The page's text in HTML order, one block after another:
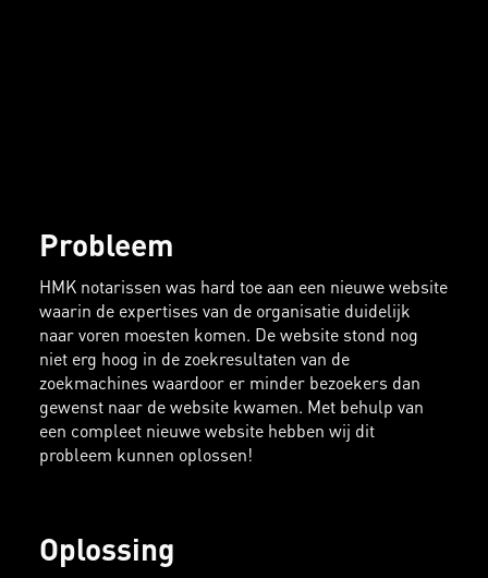
Probleem
HMK notarissen was hard toe aan een nieuwe website
waarin de expertises van de organisatie duidelijk
naar voren moesten komen. De website stond nog
niet erg hoog in de zoekresultaten van de
zoekmachines waardoor er minder bezoekers dan
gewenst naar de website kwamen. Met behulp van
een compleet nieuwe website hebben wij dit
probleem kunnen oplossen!
Oplossing